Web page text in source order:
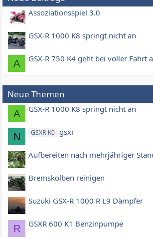
Assoziationsspiel 3.0
GSX-R 1000 K8 springt nicht an
A GSX-R 750 K4 geht bei voller Fahrt
Neue Themen
A GSX-R 1000 K8 springt nicht an
N GSXR-K0 gsxr
Aufbereiten nach mehrjähriger
Bremskolben reinigen
Suzuki GSX-R 1000 R L9 Dämpfer
R GSXR 600 K1 Benzinpumpe